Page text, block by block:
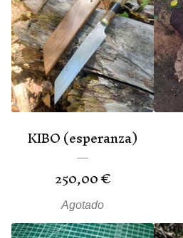
KIBO (esperanza)
250,00€
Agotado